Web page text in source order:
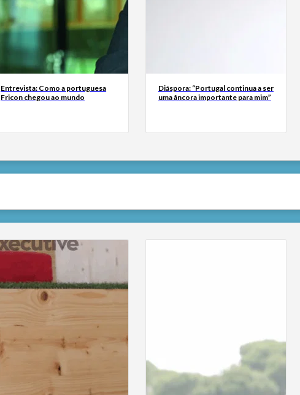
Entrevista: Como a portuguesa
Fricon chegou ao mundo
Diáspora: “Portugal continua a ser
uma âncora importante para mim”